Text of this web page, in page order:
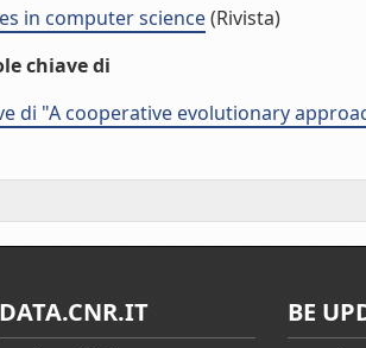
in computer science(Rivista)
chiave di
di "A cooperative evolutionary
DATA.CNR.IT BE